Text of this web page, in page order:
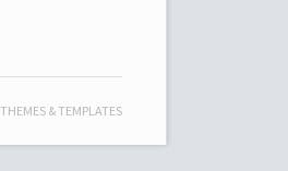
& TEMPLATES